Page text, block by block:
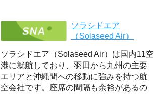
ソラシドエア
（Solaseed Air）
ソラシドエア（Solaseed Air）は国内11空
港に就航しており、羽田から九州の主要
エリアと沖縄間への移動に強みを持つ航
空会社です。座席の間隔も余裕があるの